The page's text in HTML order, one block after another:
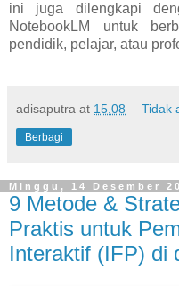
ini juga dilengkapi
NotebookLM untuk
pendidik, pelajar, atau
adisaputra at 15.08 Tidak
Berbagi
Minggu, 14 Desember
9 Metode &
Praktis untuk
Interaktif (IFP) di